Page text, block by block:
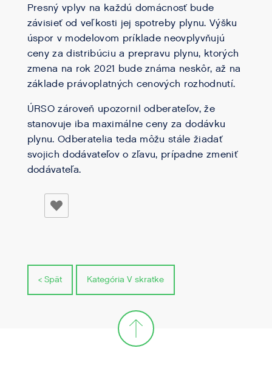
Presný vplyv na každú domácnosť bude
závisieť od veľkosti jej spotreby plynu. Výšku
úspor v modelovom príklade neovplyvňujú
ceny za distribúciu a prepravu plynu, ktorých
zmena na rok 2021 bude známa neskôr, až na
základe právoplatných cenových rozhodnutí.
ÚRSO zároveň upozornil odberateľov, že
stanovuje iba maximálne ceny za dodávku
plynu. Odberatelia teda môžu stále žiadať
svojich dodávateľov o zľavu, prípadne zmeniť
dodávateľa.
< Spät Kategória V skratke